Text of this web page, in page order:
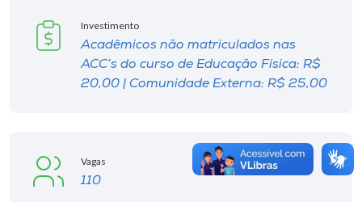
Investimento
Acadêmicos não matriculados nas
ACC’s do curso de Educação Física: R$
20,00 | Comunidade Externa: R$ 25,00
Vagas
110